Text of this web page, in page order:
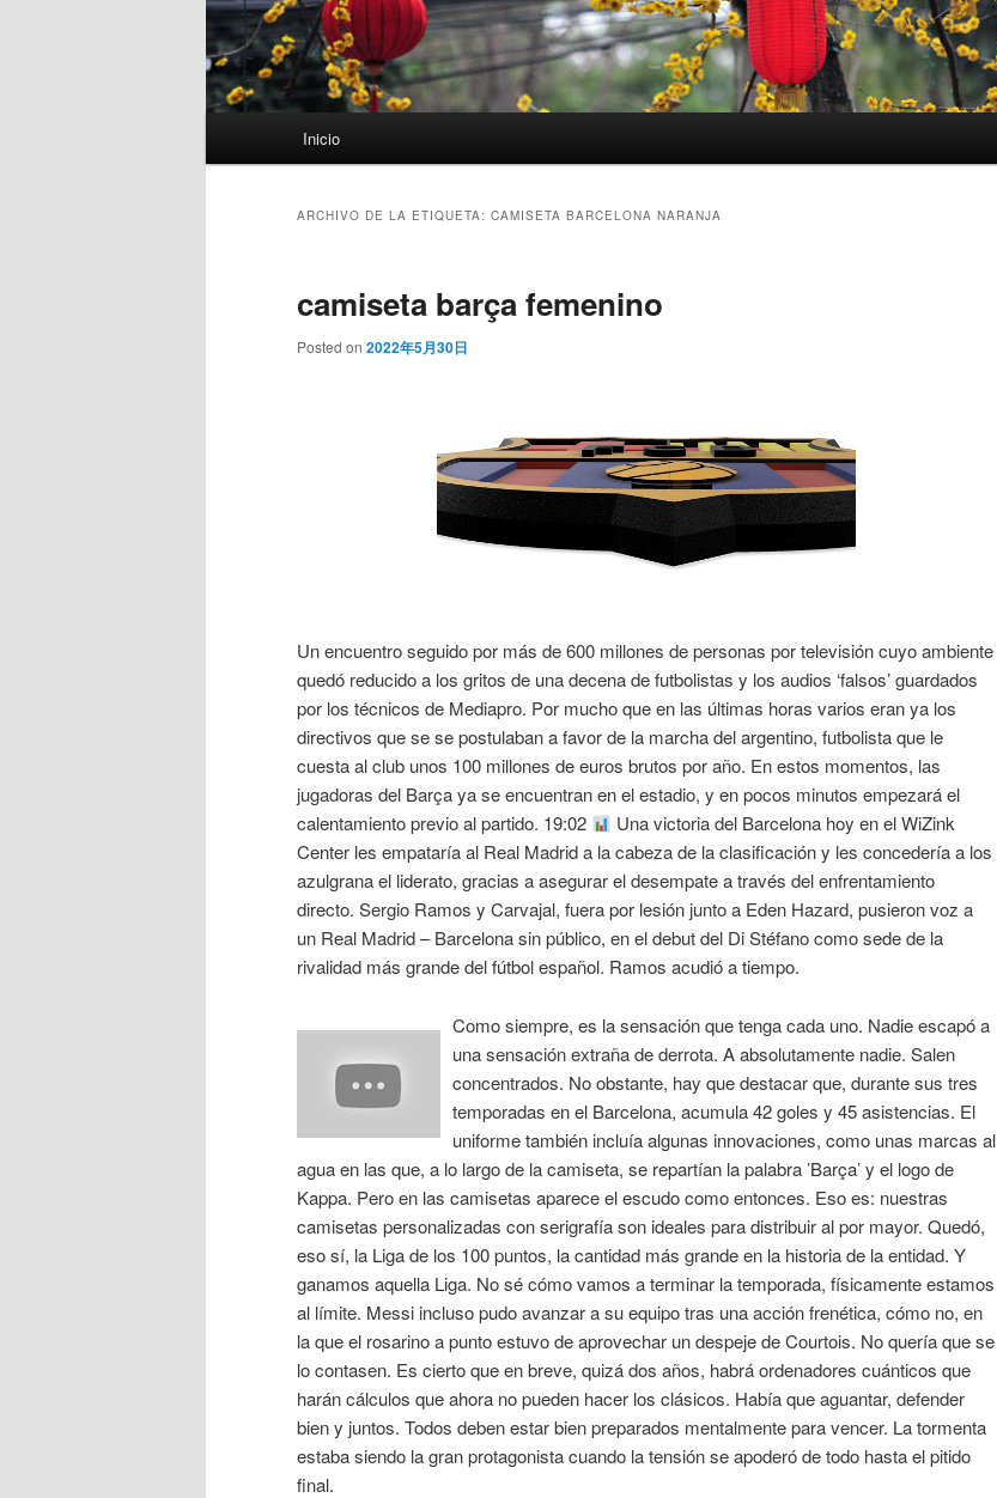
Inicio
ARCHIVO DE LA ETIQUETA: CAMISETA BARCELONA NARANJA
camiseta barça femenino
Posted on 2022年5月30日
Un encuentro seguido por más de 600 millones de personas por televisión cuyo ambiente
quedó reducido a los gritos de una decena de futbolistas y los audios ‘falsos’ guardados
por los técnicos de Mediapro. Por mucho que en las últimas horas varios eran ya los
directivos que se se postulaban a favor de la marcha del argentino, futbolista que le
cuesta al club unos 100 millones de euros brutos por año. En estos momentos, las
jugadoras del Barça ya se encuentran en el estadio, y en pocos minutos empezará el
calentamiento previo al partido. 19:02
Una victoria del Barcelona hoy en el WiZink
Center les empataría al Real Madrid a la cabeza de la clasificación y les concedería a los
azulgrana el liderato, gracias a asegurar el desempate a través del enfrentamiento
directo. Sergio Ramos y Carvajal, fuera por lesión junto a Eden Hazard, pusieron voz a
un Real Madrid – Barcelona sin público, en el debut del Di Stéfano como sede de la
rivalidad más grande del fútbol español. Ramos acudió a tiempo.
Como siempre, es la sensación que tenga cada uno. Nadie escapó a
una sensación extraña de derrota. A absolutamente nadie. Salen
concentrados. No obstante, hay que destacar que, durante sus tres
temporadas en el Barcelona, acumula 42 goles y 45 asistencias. El
uniforme también incluía algunas innovaciones, como unas marcas al
agua en las que, a lo largo de la camiseta, se repartían la palabra ’Barça’ y el logo de
Kappa. Pero en las camisetas aparece el escudo como entonces. Eso es: nuestras
camisetas personalizadas con serigrafía son ideales para distribuir al por mayor. Quedó,
eso sí, la Liga de los 100 puntos, la cantidad más grande en la historia de la entidad. Y
ganamos aquella Liga. No sé cómo vamos a terminar la temporada, físicamente estamos
al límite. Messi incluso pudo avanzar a su equipo tras una acción frenética, cómo no, en
la que el rosarino a punto estuvo de aprovechar un despeje de Courtois. No quería que se
lo contasen. Es cierto que en breve, quizá dos años, habrá ordenadores cuánticos que
harán cálculos que ahora no pueden hacer los clásicos. Había que aguantar, defender
bien y juntos. Todos deben estar bien preparados mentalmente para vencer. La tormenta
estaba siendo la gran protagonista cuando la tensión se apoderó de todo hasta el pitido
final.